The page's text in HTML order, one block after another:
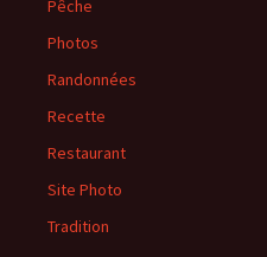
Pêche
Photos
Randonnées
Recette
Restaurant
Site Photo
Tradition